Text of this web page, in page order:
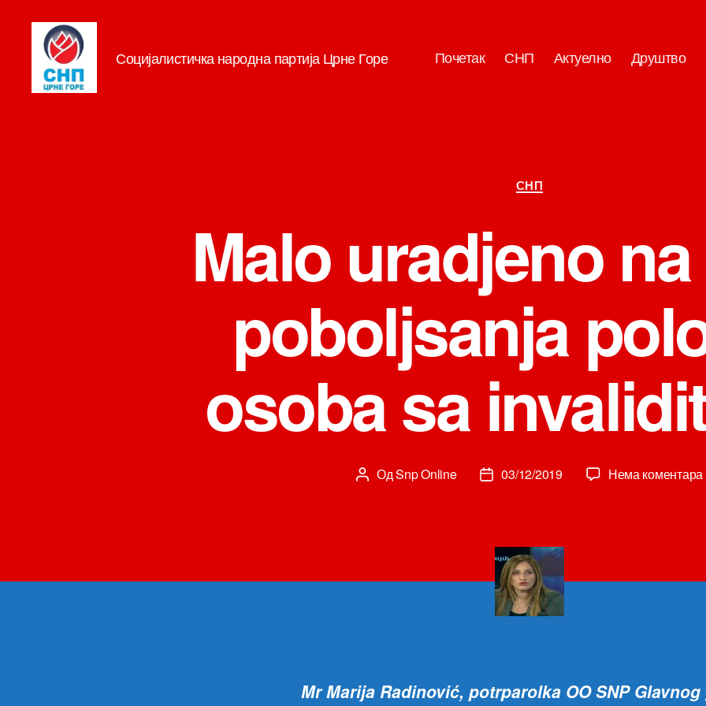
Социјалистичка народна партија Црне Горе Почетак СНП Актуелно Друштво
Категорије
СНП
Malo uradjeno
poboljsanja
osoba sa
Аутор
ОдSnp Online
Датум
03/12/2019 Нема коментара
Mr Marija Radinović, potrparolka OO SNP Glavnog